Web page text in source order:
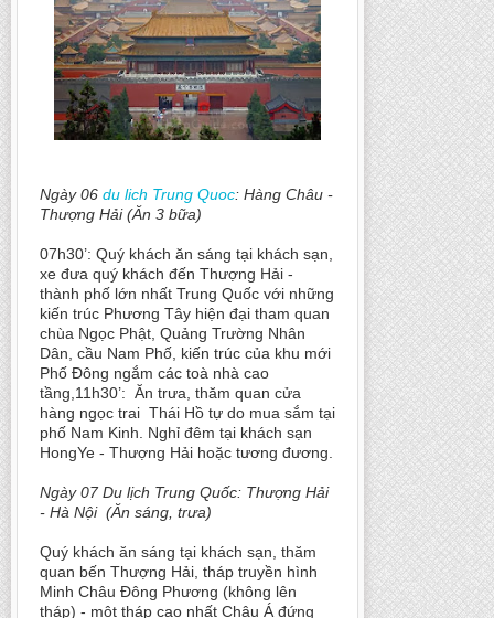
Ngày 06 du lich Trung Quoc: Hàng Châu -
Thượng Hải (Ăn 3 bữa)
07h30’: Quý khách ăn sáng tại khách sạn,
xe đưa quý khách đến Thượng Hải -
thành phố lớn nhất Trung Quốc với những
kiến trúc Phương Tây hiện đại tham quan
chùa Ngọc Phật, Quảng Trường Nhân
Dân, cầu Nam Phố, kiến trúc của khu mới
Phố Đông ngắm các toà nhà cao
tầng,11h30’: Ăn trưa, thăm quan cửa
hàng ngọc trai Thái Hồ tự do mua sắm tại
phố Nam Kinh. Nghỉ đêm tại khách sạn
HongYe - Thượng Hải hoặc tương đương.
Ngày 07 Du lịch Trung Quốc: Thượng Hải
- Hà Nội (Ăn sáng, trưa)
Quý khách ăn sáng tại khách sạn, thăm
quan bến Thượng Hải, tháp truyền hình
Minh Châu Đông Phương (không lên
tháp) - một tháp cao nhất Châu Á đứng